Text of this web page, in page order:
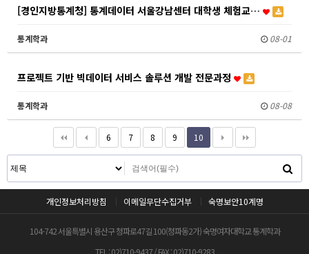
[경인지방통계청] 통계데이터 서울강남센터 대학생 체험교…
통계학과 08-01
프로젝트 기반 빅데이터 서비스 솔루션 개발 전문과정
통계학과 08-08
6 7 8 9 10
개인정보처리방침 이메일무단수집거부 숙명보안10계명
104-742 서울특별시 용산구 청파로47길 100(청파동2가) 숙명여자대학교 통계학과
TEL : 02)710-9437 / FAX : 02)710-9283